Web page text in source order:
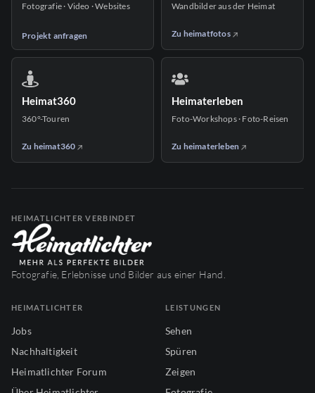
Fotografie · Video · Websites
Projekt anfragen
Wandbilder aus der Heimat
Zu heimatfotos
Heimat360
360°-Touren
Zu heimat360
Heimaterleben
Foto-Workshops · Foto-Reisen
Zu heimaterleben
HEIMATLICHTER VERBINDET
Fotografie, Erlebnisse und Bilder aus einer Hand.
HEIMATLICHTER
Jobs
Nachhaltigkeit
Heimatlichter Forum
LEISTUNGEN
Sehen
Spüren
Zeigen